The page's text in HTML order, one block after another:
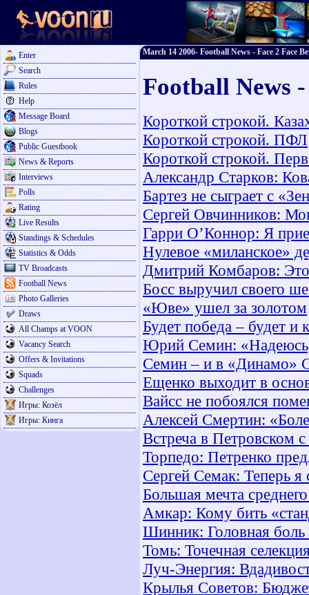
Enter
Search
Rules
Help
Message Board
Blogs
Public Guestbook
News & Reports
Interviews
Polls
Rating
Live Results
Standings & Schedules
Statistics & Odds
TV Broadcasts
Football News
Photo Galleries
Draws
All Champs at VOON
Vacancy Search
Offers & Invitations
Squads
Challenges
Игры: Козёл
Игры: Кинга
March 14 2006- Football News - Face 2 Face
Football News
Короткой строкой.
Короткой строкой. ПФЛ
Короткой строкой.
Александр Старков:
Бартез не сыграет с
Сергей Овчинников:
Гарри О’Коннор: Я
Нулевое «миланское»
Дмитрий Комбаров: Это
Босс выручил своего
«Юве» ушел за золотом
Будет победа – будет и
Юрий Семин:
Семин – и в «Динамо»
Ещенко выходит в
Вайсс не побоялся
Алексей Смертин:
Встреча в Петровском
Торпедо: Петренко
Сергей Семак: Теперь
Большая мечта среднего
Амкар: Кому бить
Шинник: Головная боль
Томь: Точечная
Луч-Энергия:
Крылья Советов: